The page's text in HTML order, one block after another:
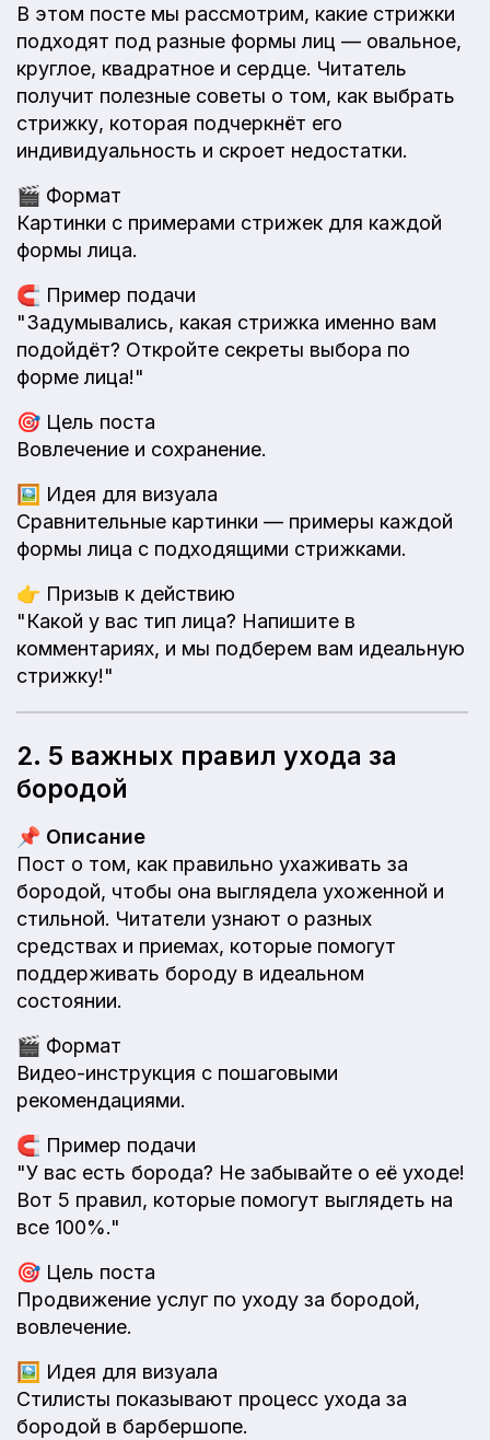
В этом посте мы рассмотрим, какие стрижки
подходят под разные формы лиц — овальное,
круглое, квадратное и сердце. Читатель
получит полезные советы о том, как выбрать
стрижку, которая подчеркнёт его
индивидуальность и скроет недостатки.
🎬 Формат
Картинки с примерами стрижек для каждой
формы лица.
🧲 Пример подачи
"Задумывались, какая стрижка именно вам
подойдёт? Откройте секреты выбора по
форме лица!"
🎯 Цель поста
Вовлечение и сохранение.
🖼️ Идея для визуала
Сравнительные картинки — примеры каждой
формы лица с подходящими стрижками.
👉 Призыв к действию
"Какой у вас тип лица? Напишите в
комментариях, и мы подберем вам идеальную
стрижку!"
2. 5 важных правил ухода за
бородой
📌 Описание
Пост о том, как правильно ухаживать за
бородой, чтобы она выглядела ухоженной и
стильной. Читатели узнают о разных
средствах и приемах, которые помогут
поддерживать бороду в идеальном
состоянии.
🎬 Формат
Видео-инструкция с пошаговыми
рекомендациями.
🧲 Пример подачи
"У вас есть борода? Не забывайте о её уходе!
Вот 5 правил, которые помогут выглядеть на
все 100%."
🎯 Цель поста
Продвижение услуг по уходу за бородой,
вовлечение.
🖼️ Идея для визуала
Стилисты показывают процесс ухода за
бородой в барбершопе.